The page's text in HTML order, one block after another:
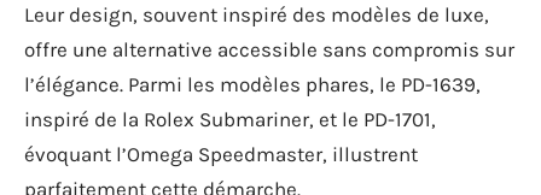
Leur design, souvent inspiré des modèles de luxe,
offre une alternative accessible sans compromis sur
l’élégance. Parmi les modèles phares, le PD-1639,
inspiré de la Rolex Submariner, et le PD-1701,
évoquant l’Omega Speedmaster, illustrent
parfaitement cette démarche.